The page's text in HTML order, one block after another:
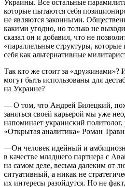
Украины. Все остальные
которые пытаются себя
не являются законными.
какими угодно, но только не
сказал он и добавил, что не
«параллельные структуры,
себя как альтернативные
Так кто же стоит за «дружинами»?
могут быть использованы для
на Украине?
— О том, что Андрей Билецкий,
заняться своей карьерой мы уже
напоминает украинский политолог,
«Открытая аналитика» Роман
—Он человек идейный и
в качестве младшего партнера с
на самом деле, весьма далеким от
ситуативный, а никак не
их интересы разойдутся. Но не